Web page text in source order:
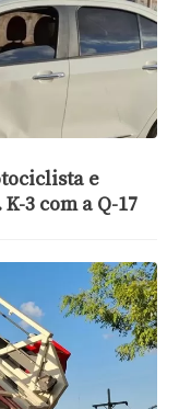
e
3 com a Q-17